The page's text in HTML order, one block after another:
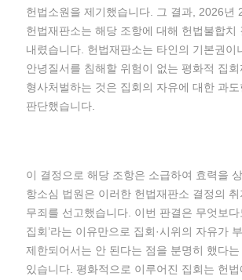
헌법소원을 제기했습니다. 그 결과, 2026년
헌법재판소는 해당 조항에 대해 헌법불합치
내렸습니다. 헌법재판소는 타인의 기본권이
안녕질서를 침해할 위험이 없는 평화적 집
형사처벌하는 것은 집회의 자유에 대한 과도
판단했습니다.
이 결정으로 해당 조항은 소급하여 효력을
항소심 법원은 이러한 헌법재판소 결정의
무죄를 선고했습니다. 이번 판결은 무엇보다
집회’라는 이유만으로 집회·시위의 자유가
제한되어서는 안 된다는 점을 분명히 했다
있습니다. 평화적으로 이루어진 집회는 헌